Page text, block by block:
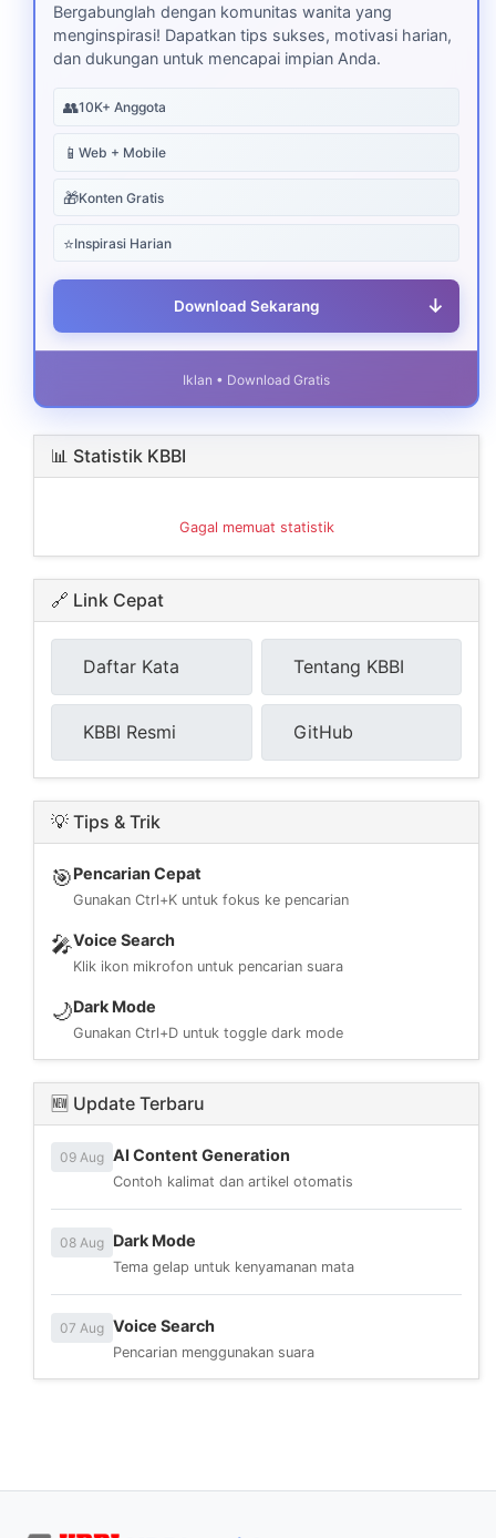
Bergabunglah dengan komunitas wanita yang
menginspirasi! Dapatkan tips sukses, motivasi harian,
dan dukungan untuk mencapai impian Anda.
👥10K+ Anggota
📱 Web + Mobile
🎁Konten Gratis
⭐Inspirasi Harian
Download Sekarang ↓
Iklan • Download Gratis
📊 Statistik KBBI
Gagal memuat statistik
🔗 Link Cepat
Daftar Kata Tentang KBBI
KBBI Resmi GitHub
💡 Tips & Trik
🎯Pencarian Cepat
Gunakan Ctrl+K untuk fokus ke pencarian
🎤Voice Search
Klik ikon mikrofon untuk pencarian suara
🌙Dark Mode
Gunakan Ctrl+D untuk toggle dark mode
🆕 Update Terbaru
09 Aug AI Content Generation
Contoh kalimat dan artikel otomatis
08 Aug Dark Mode
Tema gelap untuk kenyamanan mata
07 Aug Voice Search
Pencarian menggunakan suara